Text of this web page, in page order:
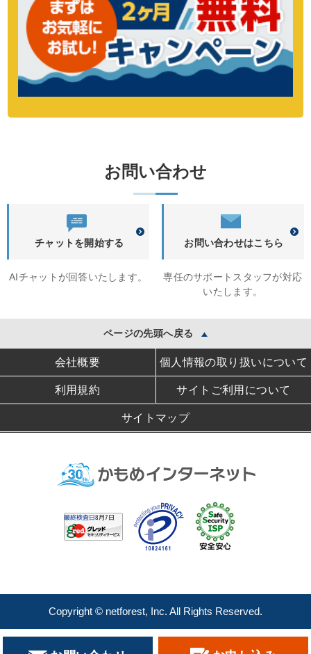
お問い合わせ
チャットを開始する
AIチャットが回答いたします。
お問い合わせはこちら
専任のサポートスタッフが対応
いたします。
ページの先頭へ戻る
会社概要 個人情報の取り扱いについて
利用規約 サイトご利用について
サイトマップ
Copyright © netforest, Inc. All Rights Reserved.